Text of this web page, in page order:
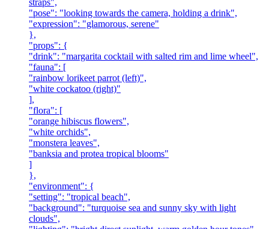
straps",
"pose": "looking towards the camera, holding a drink",
"expression": "glamorous, serene"
},
"props": {
"drink": "margarita cocktail with salted rim and lime wheel",
"fauna": [
"rainbow lorikeet parrot (left)",
"white cockatoo (right)"
],
"flora": [
"orange hibiscus flowers",
"white orchids",
"monstera leaves",
"banksia and protea tropical blooms"
]
},
"environment": {
"setting": "tropical beach",
"background": "turquoise sea and sunny sky with light
clouds",